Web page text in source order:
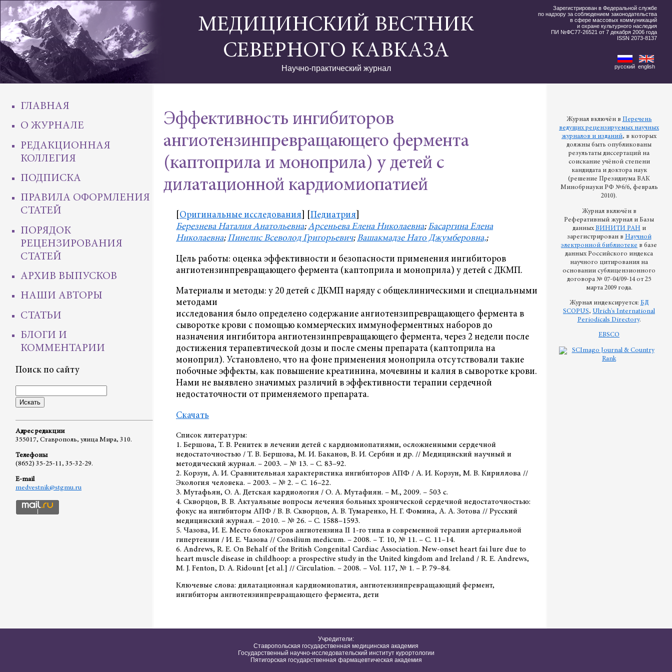
МЕДИЦИНСКИЙ ВЕСТНИК
СЕВЕРНОГО КАВКАЗА
Научно-практический журнал
Зарегистрирован в Федеральной службе
по надзору за соблюдением законодательства
в сфере массовых коммуникаций
и охране культурного наследия
ПИ №ФС77-26521 от 7 декабря 2006 года
ISSN 2073-8137
русский english
ГЛАВНАЯ
О ЖУРНАЛЕ
РЕДАКЦИОННАЯ
КОЛЛЕГИЯ
ПОДПИСКА
ПРАВИЛА ОФОРМЛЕНИЯ
СТАТЕЙ
ПОРЯДОК
РЕЦЕНЗИРОВАНИЯ
СТАТЕЙ
АРХИВ ВЫПУСКОВ
НАШИ АВТОРЫ
СТАТЬИ
БЛОГИ И
КОММЕНТАРИИ
Поиск по сайту
Адрес редакции
355017, Ставрополь, улица Мира, 310.
Телефоны
(8652) 35-25-11, 35-32-29.
E-mail
medvestnik@stgmu.ru
Журнал включён в Перечень
ведущих рецензируемых научных
журналов и изданий, в которых
должны быть опубликованы
результаты диссертаций на
соискание учёной степени
кандидата и доктора наук
(решение Президиума ВАК
Минобрнауки РФ №6/6, февраль
2010).
Журнал включён в
Реферативный журнал и Базы
данныхВИНИТИ РАН и
зарегистрирован в Научной
электронной библиотеке в базе
данных Российского индекса
научного цитирования на
основании сублицензионного
договора № 07-04/09-14 от 25
марта 2009 года.
Журнал индексируется: БД
SCOPUS, Ulrich's International
Periodicals Directory.
EBSCO
Эффективность ингибиторов
ангиотензинпревращающего фермента
(каптоприла и моноприла) у детей с
дилатационной кардиомиопатией
Оригинальные исследования Педиатрия
Березнева Наталия Анатольевна;Арсеньева Елена Николаевна; Басаргина Елена
Николаевна;Пинелис Всеволод Григорьевич;Вашакмадзе Нато Джумберовна,;
Цель работы: оценка эффективности и безопасности применения ингибиторов
ангиотензинпревращающего фермента (каптоприла и моноприла) у детей с ДКМП.
Материалы и методы: у 20 детей с ДКМП наряду с общеклиническими и специальными
методами
исследования было определено содержание ангиотензипревращающего фермента в
сыворотке крови с помощью коммерческих иммуноферментных наборов до
назначения ингибитора ангиотензинпревращающего фермента, через 2 недели после
достижения терапевтической дозы и после смены препарата (каптоприла на
моноприл). Установлено, что на фоне применения моноприла отсутствовали такие
побочные эффекты, как повышение креатинина, мочевины и калия в сыворотке крови.
Нами не выявлено значимых различий в эффективности терапии сердечной
недостаточности от применяемого препарата.
Скачать
Список литературы:
1. Бершова, Т. В. Ренитек в лечении детей с кардиомиопатиями, осложненными сердечной
недостаточностью / Т. В. Бершова, М. И. Баканов, В. И. Сербин и др. // Медицинский научный и
методический журнал. – 2003. – № 13. – С. 83–92.
2. Корзун, А. И. Сравнительная характеристика ингибиторов АПФ / А. И. Корзун, М. В. Кириллова //
Экология человека. – 2003. – № 2. – С. 16–22.
3. Мутафьян, О. А. Детская кардиология / О. А. Мутафиян. – М., 2009. – 503 с.
4. Скворцов, В. В. Актуальные вопросы лечения больных хронической сердечной недостаточностью:
фокус на ингибиторы АПФ / В. В. Скворцов, А. В. Тумаренко, Н. Г. Фомина, А. А. Зотова // Русский
медицинский журнал. – 2010. – № 26. – С. 1588–1593.
5. Чазова, И. Е. Место блокаторов ангиотензинa II 1-го типа в современной терапии артериальной
гипертензии / И. Е. Чазова // Consilium medicum. – 2008. – Т. 10, № 11. – С. 11–14.
6. Andrews, R. E. On Behalf of the British Congenital Cardiac Association. New-onset heart fai lure due to
heart muscle disease in childhoop: a prospective study in the United kingdom and Ireland / R. E. Andrews,
M. J. Fenton, D. A. Ridount [et al.] // Circulation. – 2008. – Vol. 117, № 1. – P. 79–84.
Ключевые слова: дилатационная кардиомиопатия, ангиотензинпревращающий фермент,
ингибиторы ангиотензинпревращающего фермента, дети
Учредители:
Ставропольская государственная медицинская академия
Государственный научно-исследовательский институт курортологии
Пятигорская государственная фармацевтическая академия